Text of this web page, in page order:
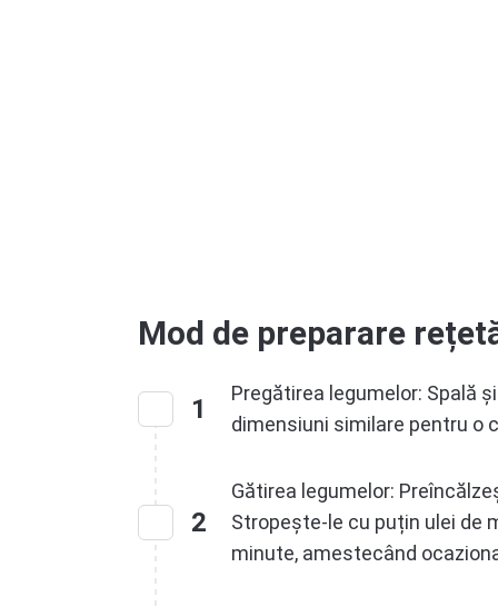
Mod de preparare
1
Pregătirea legumelor: Spală
dimensiuni similare pentru o
2
Gătirea legumelor:
Stropește-le cu puțin ulei de
minute, amestecând